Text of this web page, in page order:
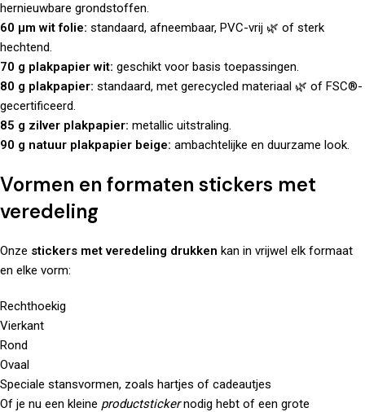
hernieuwbare grondstoffen.
60 µm wit folie: standaard, afneembaar, PVC-vrij 🌿 of sterk
hechtend.
70 g plakpapier wit: geschikt voor basis toepassingen.
80 g plakpapier: standaard, met gerecycled materiaal 🌿 of FSC®-
gecertificeerd.
85 g zilver plakpapier: metallic uitstraling.
90 g natuur plakpapier beige: ambachtelijke en duurzame look.
Vormen en formaten stickers met
veredeling
Onze stickers met veredeling drukken kan in vrijwel elk formaat
en elke vorm:
Rechthoekig
Vierkant
Rond
Ovaal
Speciale stansvormen, zoals hartjes of cadeautjes
Of je nu een kleine productstickernodig hebt of een grote